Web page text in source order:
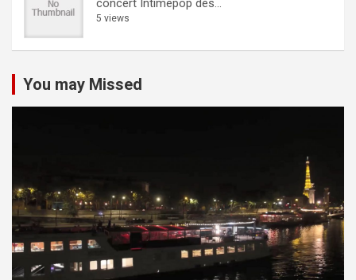
concert Intimepop dès...
5 views
You may Missed